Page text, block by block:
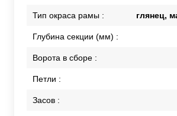
Тип окраса рамы : глянец,
Глубина секции (мм) :
Ворота в сборе :
Петли :
Засов :